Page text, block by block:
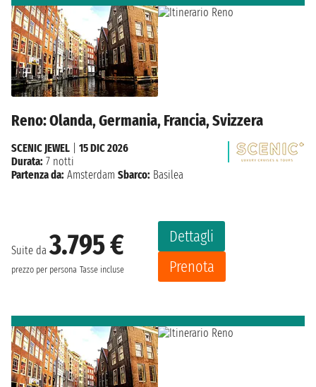
Reno: Olanda, Germania, Francia, Svizzera
Suite da3.795 €
prezzo per persona Tasse incluse
Dettagli
Prenota
SCENIC JEWEL
15 DIC 2026
Durata: 7 notti
Partenza da: Amsterdam Sbarco: Basilea